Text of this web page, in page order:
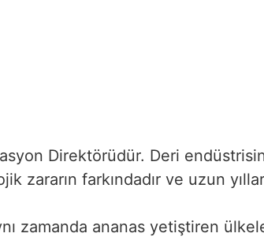
Direktörüdür. Deri
zararın farkındadır ve uzun
zamanda ananas yetiştiren